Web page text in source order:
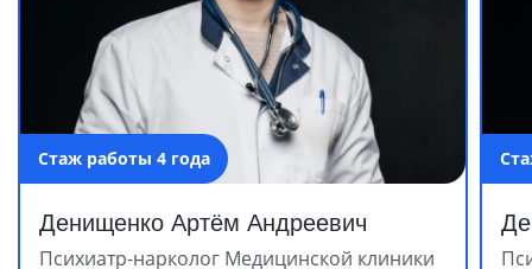
Стаж работы 4 года
Денищенко Артём Андреевич
Психиатр-нарколог Медицинской клиники